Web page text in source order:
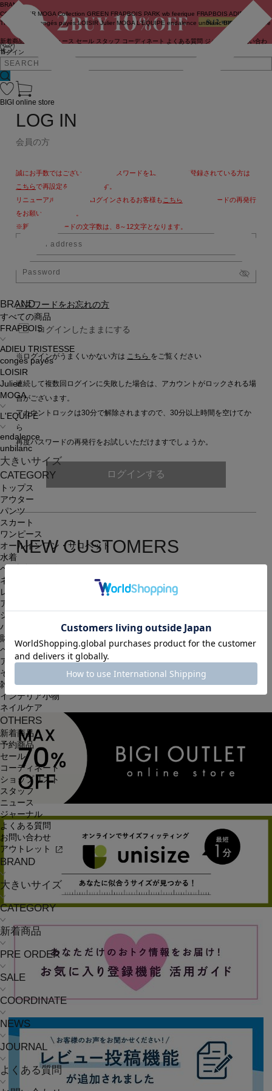
ログイン
BRAND
COUTURIER MOGA Collection GREEN FRAPBOIS PARK wb feerique FRAPBOIS ADIEU
TRISTESSE
congés payés LOISIR Julier MOGA L'EQUIPE endalence unbilanc BIGI online store
新着商品 ニュース セール スタッフ コーディネート よくある質問 ジャーナル
お問い合わ
せ
BRAND
すべての商品
FRAPBOIS
ADIEU TRISTESSE
congés payés
LOISIR
Julier
MOGA
L'EQUIPE
endalence
unbilanc
大きいサイズ
CATEGORY
トップス
アウター
パンツ
スカート
ワンピース
オールインワン・サロペット
水着
ヘッドウェア
ネックウェア
レッグウェア
アンダーウェア
シューズ
バッグ
財布
ベルト
アクセサリ
その他
雑貨小物
インテリア小物
ネイルケア
OTHERS
新着商品
予約商品
セール
コーディネート
ショップリスト
スタッフ
ニュース
ジャーナル
よくある質問
お問い合わせ
アウトレット
BRAND
大きいサイズ
CATEGORY
新着商品
PRE ORDER
SALE
COORDINATE
NEWS
JOURNAL
よくある質問
BIGI online store
LOG IN
会員の方
誠にお手数ではございますが、パスワードを13文字以上で登録されている方は
こちらで再設定をお願いします。
リニューアル後、初めてログインされるお客様も こちら
よりパスワードの再発行
をお願いいたします。
※新しいパスワードの文字数は、8～12文字となります。
パスワードをお忘れの方
ログインしたままにする
※ログインがうまくいかない方は こちら をご覧ください
連続して複数回ログインに失敗した場合は、アカウントがロックされる場
合がございます。
アカウントロックは30分で解除されますので、30分以上時間を空けてか
ら
再度パスワードの再発行をお試しいただけますでしょうか。
ログインする
NEW CUSTOMERS
会員限定のお得な最新情報もございます。
会員登録する